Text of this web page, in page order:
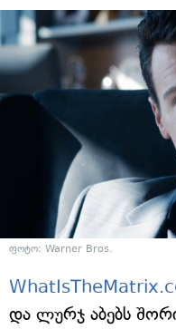
ფოტო: Warner Bros.
და ლურჯ აბებს